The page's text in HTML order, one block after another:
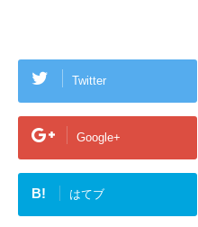
Twitter
Google+
B! はてブ